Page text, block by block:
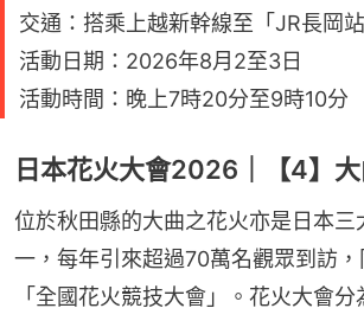
交通：搭乘上越新幹線至「JR長岡站
活動日期：2026年8月2至3日
活動時間：晚上7時20分至9時10分
日本花火大會2026｜【4】
位於秋田縣的大曲之花火亦是日本三
一，每年引來超過70萬名觀眾到訪
「全國花火競技大會」。花火大會